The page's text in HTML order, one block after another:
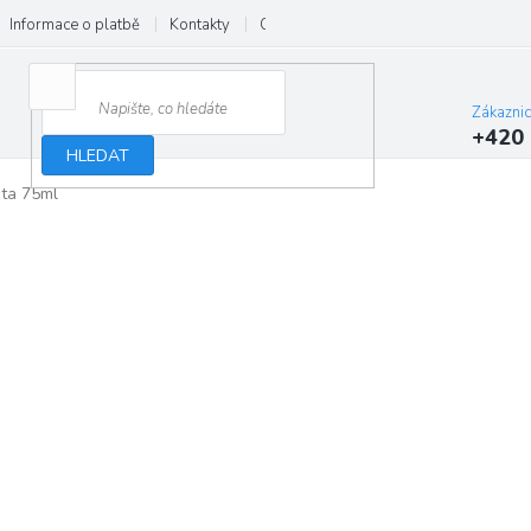
Informace o platbě Kontakty O nás
HLEDAT
+420
75ml